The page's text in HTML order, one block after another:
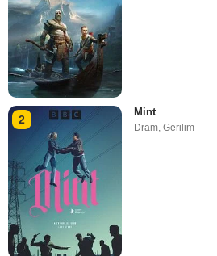
2
Mint
Dram,Gerilim